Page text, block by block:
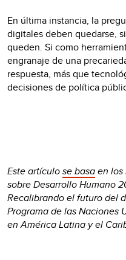
En última instancia, la
digitales deben quedarse,
queden. Si como
engranaje de una
respuesta, más que
decisiones de política
Este artículose basaen
sobre Desarrollo Humano
Recalibrando el futuro del
Programa de las Naciones
en América Latina y el